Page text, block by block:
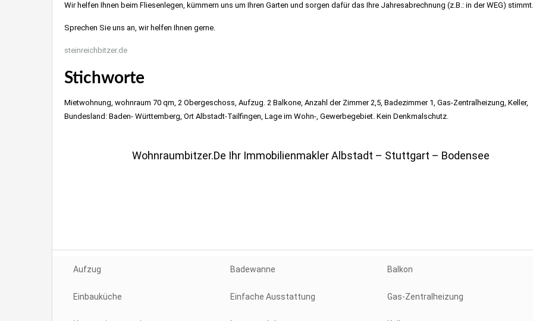
Wir helfen Ihnen beim Fliesenlegen, kümmern uns um Ihren Garten und sorgen dafür das Ihre Jahresabrechnung (z.B.: in der WEG) stimmt.
Sprechen Sie uns an, wir helfen Ihnen gerne.
steinreichbitzer.de
Stichworte
Mietwohnung, wohnraum 70 qm, 2 Obergeschoss, Aufzug. 2 Balkone, Anzahl der Zimmer 2,5, Badezimmer 1, Gas-Zentralheizung, Keller,
Bundesland: Baden- Württemberg, Ort Albstadt-Tailfingen, Lage im Wohn-, Gewerbegebiet. Kein Denkmalschutz.
Wohnraumbitzer.de Ihr Immobilienmakler Albstadt – Stuttgart – Bodensee
Aufzug Badewanne Balkon
Einbauküche Einfache Ausstattung Gas-Zentralheizung